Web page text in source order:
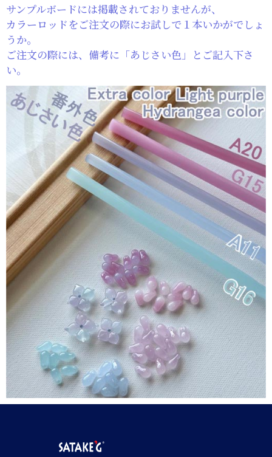
サンプルボードには掲載されておりませんが、
カラーロッドをご注文の際にお試しで１本いかがでしょ
うか。
ご注文の際には、備考に「あじさい色」とご記入下さ
い。